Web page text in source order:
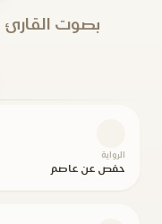
بصوت القارئ
الرواية
حفص عن عاصم